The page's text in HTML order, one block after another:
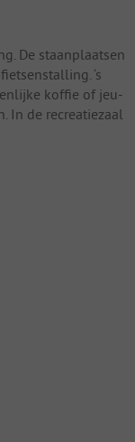
De staanplaatsen
‘s
koffie of jeu-
In de recreatiezaal